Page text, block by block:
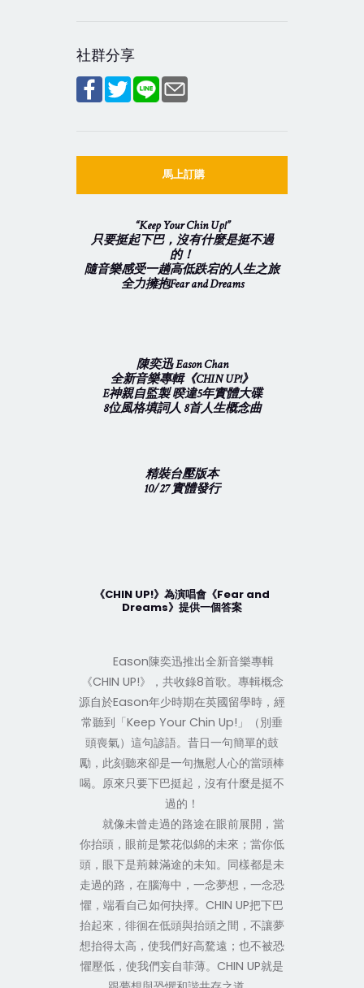
社群分享
馬上訂購
“Keep Your Chin Up!”
只要挺起下巴，沒有什麼是挺不過
的！
隨音樂感受一趟高低跌宕的人生之旅
全力擁抱Fear and Dreams
陳奕迅 Eason Chan
全新音樂專輯《CHIN UP!》
E神親自監製 暌違5年實體大碟
8位風格填詞人 8首人生概念曲
精裝台壓版本
10/27 實體發行
《CHIN UP!》為演唱會《Fear and
Dreams》提供一個答案
Eason陳奕迅推出全新音樂專輯
《CHIN UP!》，共收錄8首歌。專輯概念
源自於Eason年少時期在英國留學時，經
常聽到「Keep Your Chin Up!」（別垂
頭喪氣）這句諺語。昔日一句簡單的鼓
勵，此刻聽來卻是一句撫慰人心的當頭棒
喝。原來只要下巴挺起，沒有什麼是挺不
過的！
就像未曾走過的路途在眼前展開，當
你抬頭，眼前是繁花似錦的未來；當你低
頭，眼下是荊棘滿途的未知。同樣都是未
走過的路，在腦海中，一念夢想，一念恐
懼，端看自己如何抉擇。CHIN UP把下巴
抬起來，徘徊在低頭與抬頭之間，不讓夢
想抬得太高，使我們好高騖遠；也不被恐
懼壓低，使我們妄自菲薄。CHIN UP就是